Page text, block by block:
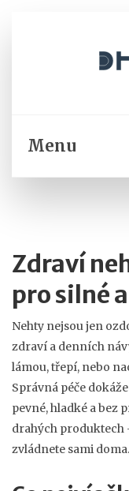
Menu
Zdraví
pro silné
Nehty nejsou jen
zdraví a denních
lámou, třepí, nebo
Správná péče
pevné, hladké a bez
drahých produktech
zvládnete sami doma.